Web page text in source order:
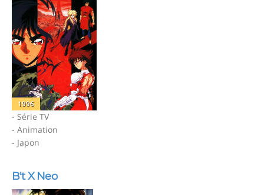
1996
- Série TV
- Animation
- Japon
B't X Neo